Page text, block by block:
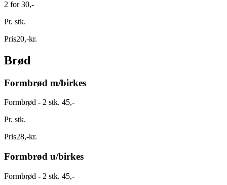
2 for 30,-
Pr. stk.
Pris20,-kr.
Brød
Formbrød m/birkes
Formbrød - 2 stk. 45,-
Pr. stk.
Pris28,-kr.
Formbrød u/birkes
Formbrød - 2 stk. 45,-